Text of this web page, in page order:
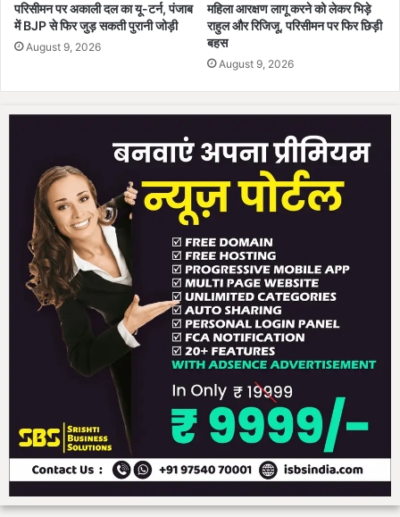
परिसीमन पर अकाली दल का यू-टर्न, पंजाब
में BJP से फिर जुड़ सकती पुरानी जोड़ी
August 9, 2026
महिला आरक्षण लागू करने को लेकर भिड़े
राहुल और रिजिजू, परिसीमन पर फिर छिड़ी
बहस
August 9, 2026